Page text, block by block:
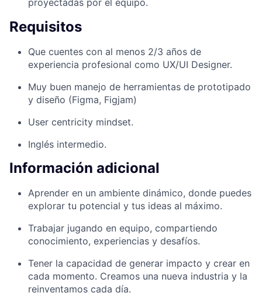
Requisitos
Que cuentes con al menos 2/3 años de
experiencia profesional como UX/UI Designer.
Muy buen manejo de herramientas de prototipado
y diseño (Figma, Figjam)
User centricity mindset.
Inglés intermedio.
Información adicional
Aprender en un ambiente dinámico, donde puedes
explorar tu potencial y tus ideas al máximo.
Trabajar jugando en equipo, compartiendo
conocimiento, experiencias y desafíos.
Tener la capacidad de generar impacto y crear en
cada momento. Creamos una nueva industria y la
reinventamos cada día.